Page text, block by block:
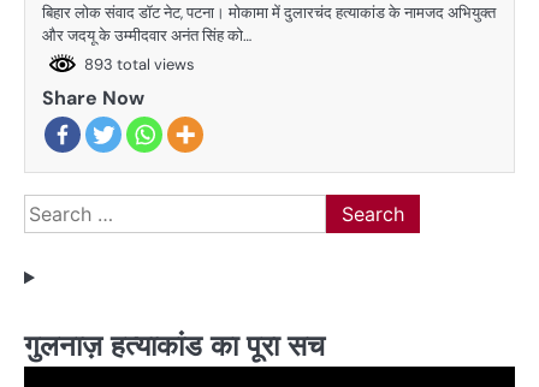
बिहार लोक संवाद डॉट नेट, पटना। मोकामा में दुलारचंद हत्याकांड के नामजद अभियुक्त
और जदयू के उम्मीदवार अनंत सिंह को…
893 total views
Share Now
Search
for:
गुलनाज़ हत्याकांड का पूरा सच